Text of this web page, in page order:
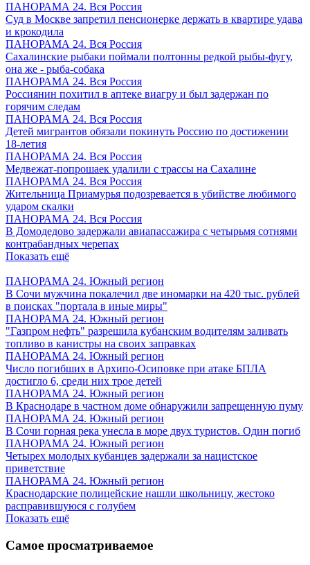
ПАНОРАМА 24. Вся Россия
Суд в Москве запретил пенсионерке держать в квартире удава
и крокодила
ПАНОРАМА 24. Вся Россия
Сахалинские рыбаки поймали полтонны редкой рыбы-фугу,
она же - рыба-собака
ПАНОРАМА 24. Вся Россия
Россиянин похитил в аптеке виагру и был задержан по
горячим следам
ПАНОРАМА 24. Вся Россия
Детей мигрантов обязали покинуть Россию по достижении
18-летия
ПАНОРАМА 24. Вся Россия
Медвежат-попрошаек удалили с трассы на Сахалине
ПАНОРАМА 24. Вся Россия
Жительница Приамурья подозревается в убийстве любимого
ударом скалки
ПАНОРАМА 24. Вся Россия
В Домодедово задержали авиапассажира с четырьмя сотнями
контрабандных черепах
Показать ещё
ПАНОРАМА 24. Южный регион
В Сочи мужчина покалечил две иномарки на 420 тыс. рублей
в поисках "портала в иные миры"
ПАНОРАМА 24. Южный регион
"Газпром нефть" разрешила кубанским водителям заливать
топливо в канистры на своих заправках
ПАНОРАМА 24. Южный регион
Число погибших в Архипо-Осиповке при атаке БПЛА
достигло 6, среди них трое детей
ПАНОРАМА 24. Южный регион
В Краснодаре в частном доме обнаружили запрещенную пуму
ПАНОРАМА 24. Южный регион
В Сочи горная река унесла в море двух туристов. Один погиб
ПАНОРАМА 24. Южный регион
Четырех молодых кубанцев задержали за нацистское
приветствие
ПАНОРАМА 24. Южный регион
Краснодарские полицейские нашли школьницу, жестоко
расправившуюся с голубем
Показать ещё
Самое просматриваемое